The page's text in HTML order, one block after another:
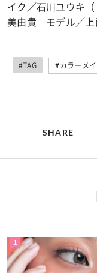
イク／石川ユウキ
美由貴 モデル／上
#TAG #カラーメ
SHARE
1